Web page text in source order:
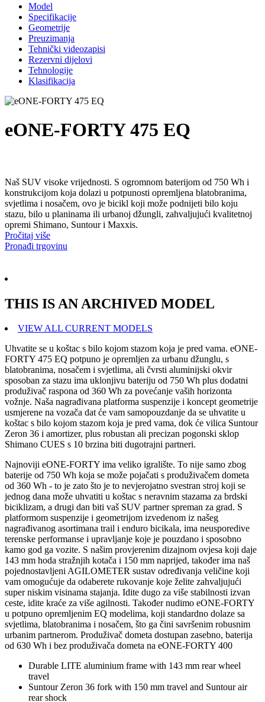
Model
Specifikacije
Geometrije
Preuzimanja
Tehnički videozapisi
Rezervni dijelovi
Tehnologije
Klasifikacija
eONE-FORTY 475 EQ
Naš SUV visoke vrijednosti. S ogromnom baterijom od 750 Wh i
konstrukcijom koja dolazi u potpunosti opremljena blatobranima,
svjetlima i nosačem, ovo je bicikl koji može podnijeti bilo koju
stazu, bilo u planinama ili urbanoj džungli, zahvaljujući kvalitetnoj
opremi Shimano, Suntour i Maxxis.
Pročitaj više
Pronađi trgovinu
THIS IS AN ARCHIVED MODEL
VIEW ALL CURRENT MODELS
Uhvatite se u koštac s bilo kojom stazom koja je pred vama. eONE-
FORTY 475 EQ potpuno je opremljen za urbanu džunglu, s
blatobranima, nosačem i svjetlima, ali čvrsti aluminijski okvir
sposoban za stazu ima uklonjivu bateriju od 750 Wh plus dodatni
produživač raspona od 360 Wh za povećanje vaših horizonta
vožnje. Naša nagrađivana platforma suspenzije i koncept geometrije
usmjerene na vozača dat će vam samopouzdanje da se uhvatite u
koštac s bilo kojom stazom koja je pred vama, dok će vilica Suntour
Zeron 36 i amortizer, plus robustan ali precizan pogonski sklop
Shimano CUES s 10 brzina biti dugotrajni partneri.
Najnoviji eONE-FORTY ima veliko igralište. To nije samo zbog
baterije od 750 Wh koja se može pojačati s produživačem dometa
od 360 Wh - to je zato što je to nevjerojatno svestran stroj koji se
jednog dana može uhvatiti u koštac s neravnim stazama za brdski
biciklizam, a drugi dan biti vaš SUV partner spreman za grad. S
platformom suspenzije i geometrijom izvedenom iz našeg
nagrađivanog asortimana trail i enduro bicikala, ima neusporedive
terenske performanse i upravljanje koje je pouzdano i sposobno
kamo god ga vozite. S našim provjerenim dizajnom ovjesa koji daje
143 mm hoda stražnjih kotača i 150 mm naprijed, također ima naš
pojednostavljeni AGILOMETER sustav određivanja veličine koji
vam omogućuje da odaberete rukovanje koje želite zahvaljujući
super niskim visinama stajanja. Idite dugo za više stabilnosti izvan
ceste, idite kraće za više agilnosti. Također nudimo eONE-FORTY
u potpuno opremljenim EQ modelima, koji standardno dolaze sa
svjetlima, blatobranima i nosačem, što ga čini savršenim robusnim
urbanim partnerom. Produživač dometa dostupan zasebno, baterija
od 630 Wh i bez produživača dometa na eONE-FORTY 400
Durable LITE aluminium frame with 143 mm rear wheel
travel
Suntour Zeron 36 fork with 150 mm travel and Suntour air
rear shock